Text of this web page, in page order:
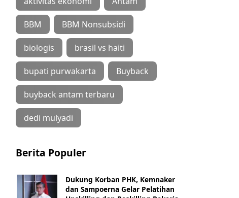
BBM BBM Nonsubsidi
biologis brasil vs haiti
bupati purwakarta Buyback
buyback antam terbaru
dedi mulyadi
Berita Populer
Dukung Korban PHK, Kemnaker
dan Sampoerna Gelar Pelatihan